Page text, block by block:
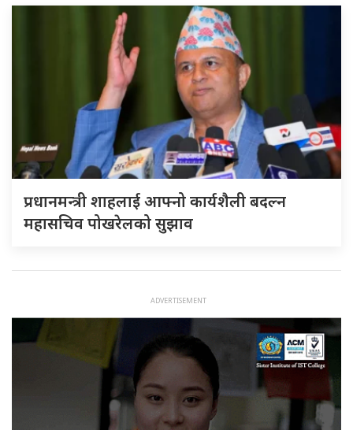
प्रधानमन्त्री शाहलाई आफ्नो कार्यशैली बदल्न
महासचिव पोखरेलको सुझाव